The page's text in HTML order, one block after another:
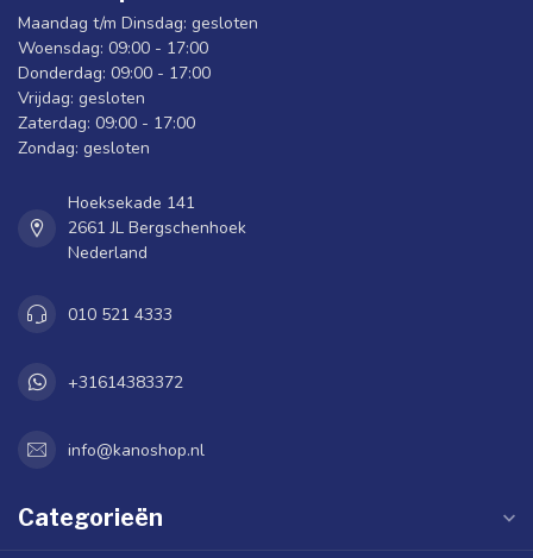
Maandag t/m Dinsdag: gesloten
Woensdag: 09:00 - 17:00
Donderdag: 09:00 - 17:00
Vrijdag: gesloten
Zaterdag: 09:00 - 17:00
Zondag: gesloten
Hoeksekade 141
2661 JL Bergschenhoek
Nederland
010 521 4333
+31614383372
info@kanoshop.nl
Categorieën